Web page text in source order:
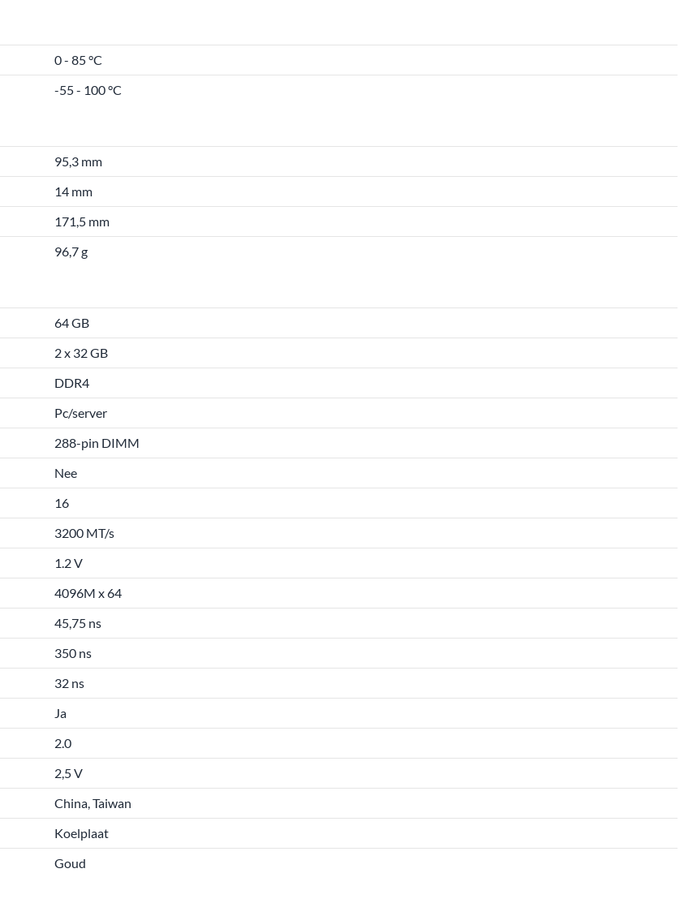
0 - 85 °C
-55 - 100 °C
95,3 mm
14 mm
171,5 mm
96,7 g
64 GB
2 x 32 GB
DDR4
Pc/server
288-pin DIMM
Nee
16
3200 MT/s
1.2 V
4096M x 64
45,75 ns
350 ns
32 ns
Ja
2.0
2,5 V
China, Taiwan
Koelplaat
Goud